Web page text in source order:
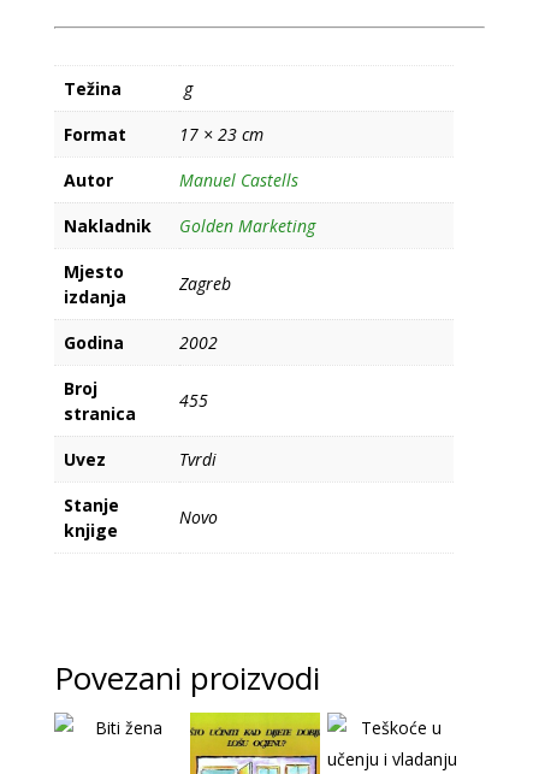
Težina
g
Format
17 × 23 cm
Autor
Manuel Castells
Nakladnik
Golden Marketing
Mjesto
izdanja
Zagreb
Godina
2002
Broj
stranica
455
Uvez
Tvrdi
Stanje
knjige
Novo
Povezani proizvodi